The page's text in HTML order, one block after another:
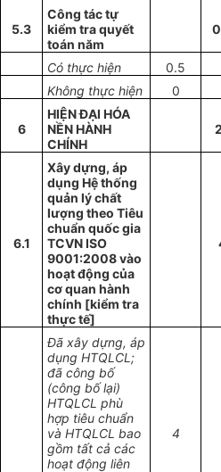
5.3
Công tác tự
kiểm tra quyết
toán năm
Có thực hiện
0.5
Không thực hiện
0
6
HIỆN ĐẠI HÓA
NỀN HÀNH
CHÍNH
6.1
Xây dựng, áp
dụng Hệ thống
quản lý chất
lượng theo Tiêu
chuẩn quốc gia
TCVN ISO
9001:2008 vào
hoạt động của
cơ quan hành
chính [kiểm tra
thực tế]
Đã xây dựng, áp
dụng HTQLCL;
đã công bố
(công bố lại)
HTQLCL phù
hợp tiêu chuẩn
và HTQLCL bao
gồm tất cả các
hoạt động liên
4